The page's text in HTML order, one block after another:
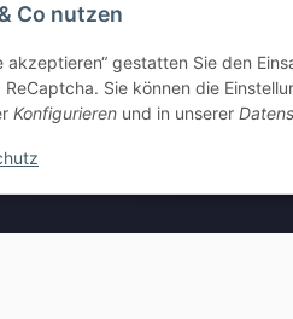
Co nutzen
akzeptieren“ gestatten Sie den
Sie können die
Konfigurieren und in unserer
Widerrufsrecht